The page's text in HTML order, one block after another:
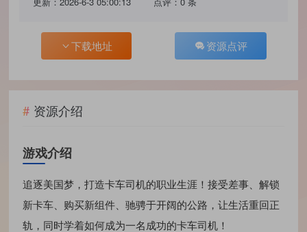
下载地址 资源点评
资源介绍
游戏介绍
追逐美国梦，打造卡车司机的职业生涯！接受差事、解锁
新卡车、购买新组件、驰骋于开阔的公路，让生活重回正
轨，同时学着如何成为一名成功的卡车司机！